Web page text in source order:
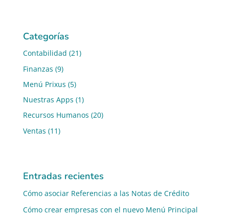
Categorías
Contabilidad (21)
Finanzas (9)
Menú Prixus (5)
Nuestras Apps (1)
Recursos Humanos (20)
Ventas (11)
Entradas recientes
Cómo asociar Referencias a las Notas de Crédito
Cómo crear empresas con el nuevo Menú Principal